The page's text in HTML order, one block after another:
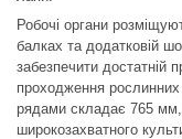
Робочі органи
балках та додатковій
забезпечити достатній
проходження рослинних
рядами складає 765 мм,
широкозахватного